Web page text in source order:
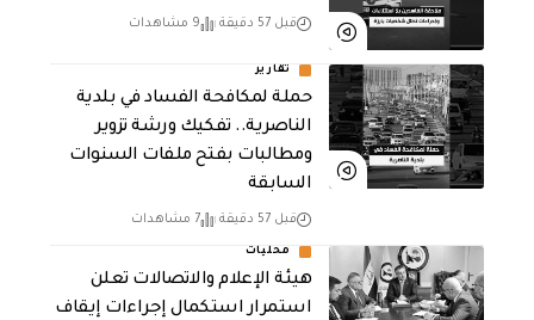
قبل 57 دقيقة 9 مشاهدات
تقارير
حملة لمكافحة الفساد في بلدية
الناصرية.. تفكيك ورشة تزوير
ومطالبات بفتح ملفات السنوات
السابقة
قبل 57 دقيقة 7 مشاهدات
محليات
هيئة الإعلام والاتصالات تعلن
استمرار استكمال إجراءات إيقاف